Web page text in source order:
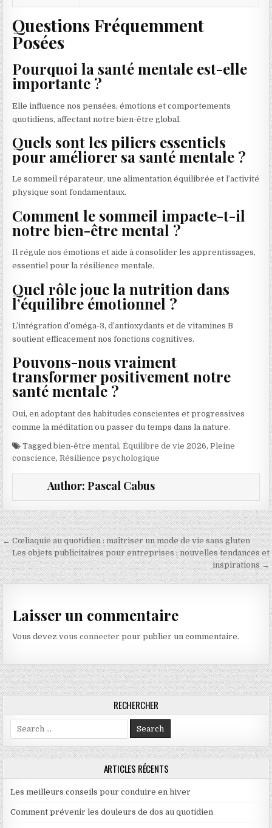
Questions Fréquemment
Posées
Pourquoi la santé mentale est-elle
importante ?
Elle influence nos pensées, émotions et comportements
quotidiens, affectant notre bien-être global.
Quels sont les piliers essentiels
pour améliorer sa santé mentale ?
Le sommeil réparateur, une alimentation équilibrée et l’activité
physique sont fondamentaux.
Comment le sommeil impacte-t-il
notre bien-être mental ?
Il régule nos émotions et aide à consolider les apprentissages,
essentiel pour la résilience mentale.
Quel rôle joue la nutrition dans
l’équilibre émotionnel ?
L’intégration d’oméga-3, d’antioxydants et de vitamines B
soutient efficacement nos fonctions cognitives.
Pouvons-nous vraiment
transformer positivement notre
santé mentale ?
Oui, en adoptant des habitudes conscientes et progressives
comme la méditation ou passer du temps dans la nature.
Taggedbien-être mental,Équilibre de vie 2026,Pleine
conscience,Résilience psychologique
Author: Pascal Cabus
Navigation de l’article
← Cœliaquie au quotidien : maîtriser un mode de vie sans gluten
Les objets publicitaires pour entreprises : nouvelles tendances et
inspirations →
Laisser un commentaire
Vous devezvous connecter pour publier un commentaire.
RECHERCHER
Search for:
ARTICLES RÉCENTS
Les meilleurs conseils pour conduire en hiver
Comment prévenir les douleurs de dos au quotidien